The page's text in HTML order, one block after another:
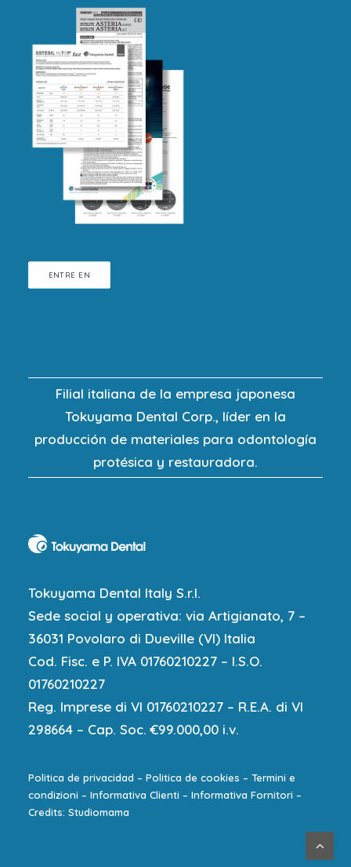
ENTRE EN
Filial italiana de la empresa japonesa
Tokuyama Dental Corp., líder en la
producción de materiales para odontología
protésica y restauradora.
Tokuyama Dental Italy S.r.l.
Sede social y operativa: via Artigianato, 7 –
36031 Povolaro di Dueville (VI) Italia
Cod. Fisc. e P. IVA 01760210227 – I.S.O.
01760210227
Reg. Imprese di VI 01760210227 – R.E.A. di VI
298664 – Cap. Soc. €99.000,00 i.v.
Politica de privacidad – Politica de cookies – Termini e
condizioni – Informativa Clienti – Informativa Fornitori –
Credits: Studiomama